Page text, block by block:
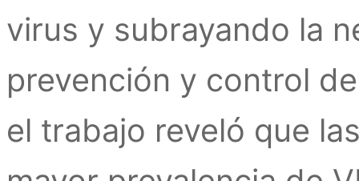
virus y subrayando la
prevención y control
el trabajo reveló que